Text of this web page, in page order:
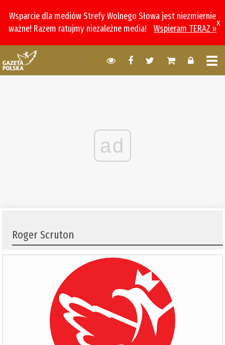
Wsparcie dla mediów Strefy Wolnego Słowa jest niezmiernie
ważne! Razem ratujmy niezależne media!
Wspieram TERAZ »
x
ad
Roger Scruton